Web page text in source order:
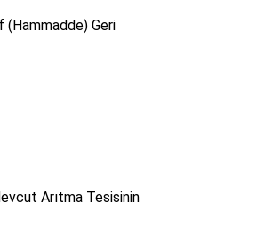
(Hammadde) Geri
Arıtma Tesisinin